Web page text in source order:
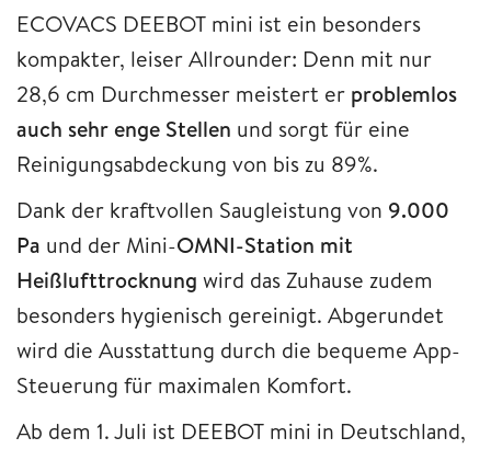
ECOVACS DEEBOT mini ist ein besonders
kompakter, leiser Allrounder: Denn mit nur
28,6 cm Durchmesser meistert er problemlos
auch sehr enge Stellen und sorgt für eine
Reinigungsabdeckung von bis zu 89%.
Dank der kraftvollen Saugleistung von 9.000
Pa und der Mini-OMNI-Station mit
Heißlufttrocknung wird das Zuhause zudem
besonders hygienisch gereinigt. Abgerundet
wird die Ausstattung durch die bequeme App-
Steuerung für maximalen Komfort.
Ab dem 1. Juli ist DEEBOT mini in Deutschland,